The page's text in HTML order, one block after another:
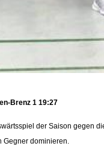
Brenz 1 19:27
der Saison gegen
Gegner dominieren.